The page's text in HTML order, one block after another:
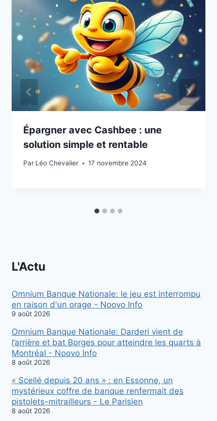
Épargner avec Cashbee : une
solution simple et rentable
Par Léo Chevalier 17 novembre 2024
L'Actu
Omnium Banque Nationale: le jeu est interrompu
en raison d'un orage - Noovo Info
9 août 2026
Omnium Banque Nationale: Darderi vient de
l’arrière et bat Borges pour atteindre les quarts à
Montréal - Noovo Info
8 août 2026
« Scellé depuis 20 ans » : en Essonne, un
mystérieux coffre de banque renfermait des
pistolets-mitrailleurs - Le Parisien
8 août 2026